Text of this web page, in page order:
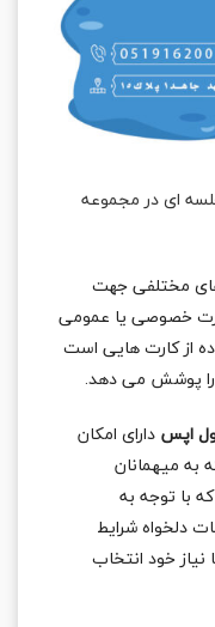
ای در مجموعه
های مختلفی جهت
خصوصی یا عمومی
از کارت هایی است
را پوشش می دهد.
اپس دارای امکان
میهمانان
با توجه به
دلخواه شرایط
نیاز خود انتخاب